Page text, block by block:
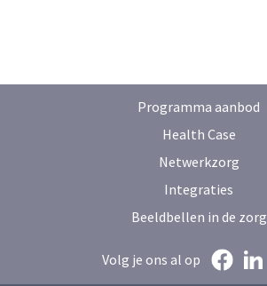
Programma aanbod
Health Case
Netwerkzorg
Integraties
Beeldbellen in de zorg
Volg je ons al op